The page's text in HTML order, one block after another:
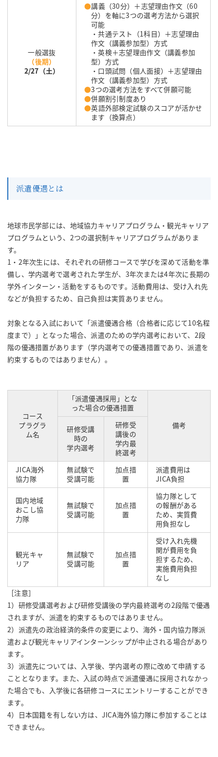
一般選抜
（後期）
2/27（土）
●講義（30分）＋志望理由作文（60
分）を軸に3つの選考方法から選択
可能
・共通テスト（1科目）＋志望理由
作文（講義参加型）方式
・英検＋志望理由作文（講義参加
型）方式
・口頭試問（個人面接）＋志望理由
作文（講義参加型）方式
●3つの選考方法をすべて併願可能
●併願割引制度あり
●英語外部検定試験のスコアが活かせ
ます（換算点）
派遣優遇とは
地球市民学部には、地域協力キャリアプログラム・観光キャリア
プログラムという、2つの選択制キャリアプログラムがありま
す。
1・2年次生には、それぞれの研修コースで学びを深めて活動を準
備し、学内選考で選考された学生が、3年次または4年次に長期の
学外インターン・活動をするものです。活動費用は、受け入れ先
などが負担するため、自己負担は実質ありません。
対象となる入試において「派遣優遇合格（合格者に応じて10名程
度まで）」となった場合、派遣のための学内選考において、2段
階の優遇措置があります（学内選考での優遇措置であり、派遣を
約束するものではありません）。
コース
プラグラ
ム名
「派遣優遇採用」とな
った場合の優遇措置
備考
研修受講
時の
学内選考
研修受
講後の
学内最
終選考
JICA海外
協力隊
無試験で
受講可能
加点措
置
派遣費用は
JICA負担
国内地域
おこし協
力隊
無試験で
受講可能
加点措
置
協力隊として
の報酬がある
ため、実質費
用負担なし
観光キャ
リア
無試験で
受講可能
加点措
置
受け入れ先機
関が費用を負
担するため、
実施費用負担
なし
［注意］
1）研修受講選考および研修受講後の学内最終選考の2段階で優遇
されますが、派遣を約束するものではありません。
2）派遣先の政治経済的条件の変更により、海外・国内協力隊派
遣および観光キャリアインターンシップが中止される場合があり
ます。
3）派遣先については、入学後、学内選考の際に改めて申請する
こととなります。また、入試の時点で派遣優遇に採用されなかっ
た場合でも、入学後に各研修コースにエントリーすることができ
ます。
4）日本国籍を有しない方は、JICA海外協力隊に参加することは
できません。